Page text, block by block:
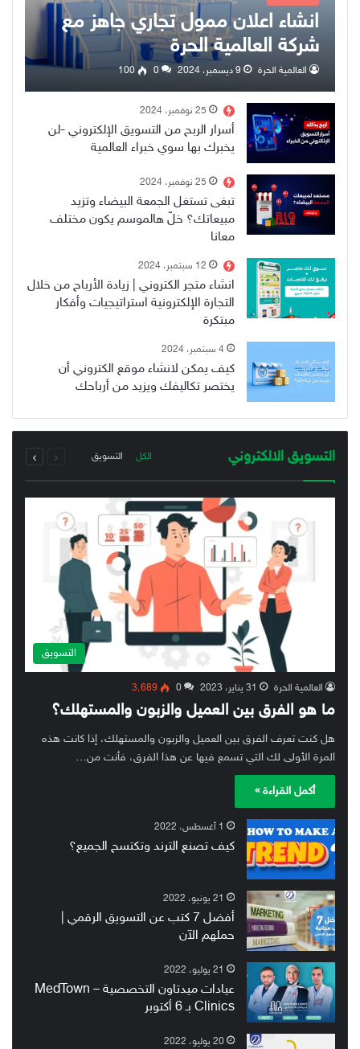
انشاء اعلان ممول تجاري جاهز مع
شركة العالمية الحرة
العالمية الحرة 9 ديسمبر، 2024 0
100
25 نوفمبر، 2024
أسرار الربح من التسويق الإلكتروني -لن
يخبرك بها سوي خبراء العالمية
25 نوفمبر، 2024
تبغى تستغل الجمعة البيضاء وتزيد
مبيعاتك؟ خلّ هالموسم يكون مختلف
معانا
12 سبتمبر، 2024
انشاء متجر الكتروني | زيادة الأرباح من خلال
التجارة الإلكترونية استراتيجيات وأفكار
مبتكرة
4 سبتمبر، 2024
كيف يمكن لانشاء موقع الكتروني أن
يختصر تكاليفك ويزيد من أرباحك
التسويق الالكتروني الكل التسويق
الصفحة
التسويق
العالمية الحرة 31 يناير، 2023 0 3٬689
ما هو الفرق بين العميل والزبون والمستهلك؟
هل كنت تعرف الفرق بين العميل والزبون والمستهلك، إذا كانت هذه
المرة الأولى لك التي تسمع فيها عن هذا الفرق، فأنت من…
أكمل القراءة »
1 أغسطس، 2022
كيف تصنع الترند وتكتسح الجميع؟
21 يونيو، 2022
أفضل 7 كتب عن التسويق الرقمي |
حملهم الآن
21 يوليو، 2022
عيادات ميدتاون التخصصية – MedTown
Clinics بـ 6 أكتوبر
20 يوليو، 2022